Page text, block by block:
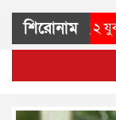
শিরোনাম
অস্ত্রসহ ২ যুবক